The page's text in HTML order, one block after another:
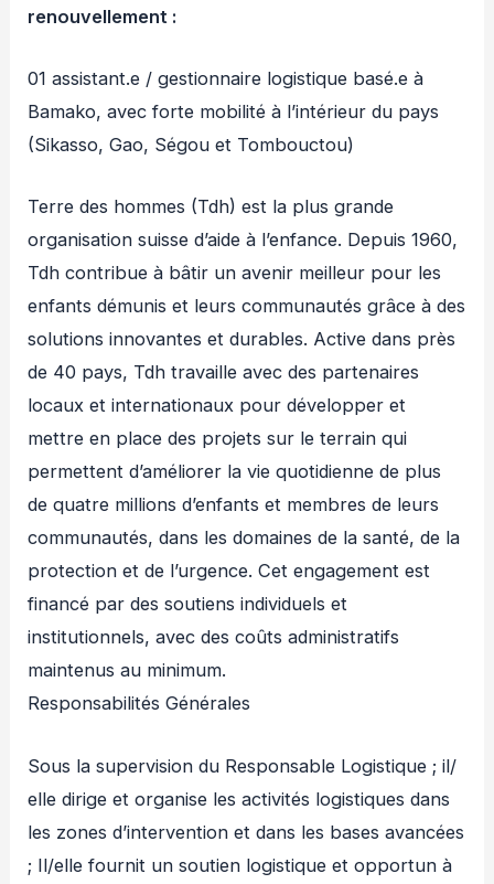
renouvellement :
01 assistant.e / gestionnaire logistique basé.e à
Bamako, avec forte mobilité à l’intérieur du pays
(Sikasso, Gao, Ségou et Tombouctou)
Terre des hommes (Tdh) est la plus grande
organisation suisse d’aide à l’enfance. Depuis 1960,
Tdh contribue à bâtir un avenir meilleur pour les
enfants démunis et leurs communautés grâce à des
solutions innovantes et durables. Active dans près
de 40 pays, Tdh travaille avec des partenaires
locaux et internationaux pour développer et
mettre en place des projets sur le terrain qui
permettent d’améliorer la vie quotidienne de plus
de quatre millions d’enfants et membres de leurs
communautés, dans les domaines de la santé, de la
protection et de l’urgence. Cet engagement est
financé par des soutiens individuels et
institutionnels, avec des coûts administratifs
maintenus au minimum.
Responsabilités Générales
Sous la supervision du Responsable Logistique ; il/
elle dirige et organise les activités logistiques dans
les zones d’intervention et dans les bases avancées
; Il/elle fournit un soutien logistique et opportun à